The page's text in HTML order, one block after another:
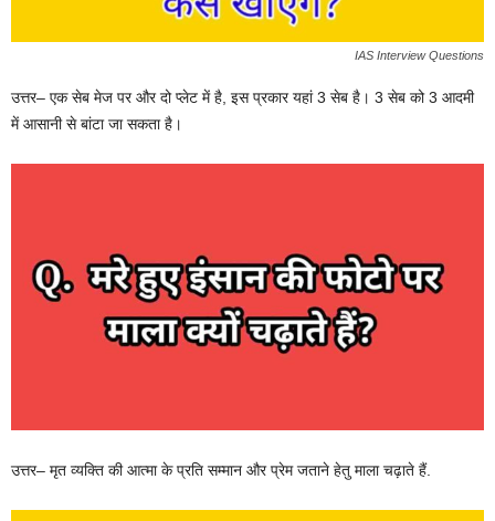
IAS Interview Questions
उत्तर– एक सेब मेज पर और दो प्लेट में है, इस प्रकार यहां 3 सेब है। 3 सेब को 3 आदमी
में आसानी से बांटा जा सकता है।
उत्तर– मृत व्यक्ति की आत्मा के प्रति सम्मान और प्रेम जताने हेतु माला चढ़ाते हैं.